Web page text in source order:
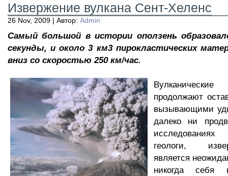
Извержение вулкана Сент-Хеленс
26 Nov, 2009 | Автор: Admin
Самый большой в истории оползень
секунды, и около 3 км3 пирокластических
вниз со скоростью 250 км/час.
продолжают
вызывающими
далеко ни
геологи,
является
никогда себя